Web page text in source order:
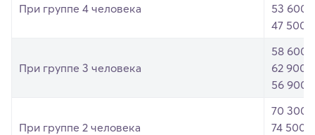
При группе 4 человека
53 600
47 500
При группе 3 человека
58 600
62 900
56 900
При группе 2 человека
70 300
74 500